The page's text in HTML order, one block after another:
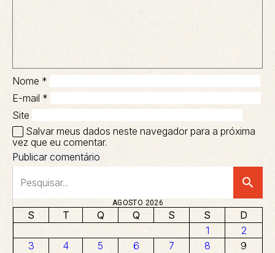
Nome *
E-mail *
Site
Salvar meus dados neste navegador para a próxima
vez que eu comentar.
search
AGOSTO 2026
S T Q Q S S
D
1
2
3
4 5 6 7 8
9